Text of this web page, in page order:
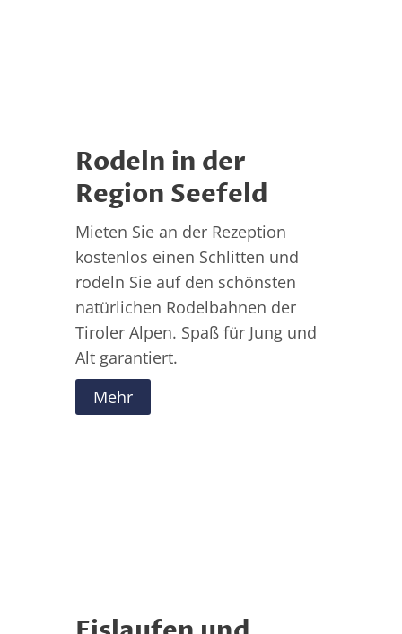
Rodeln in der
Region Seefeld
Mieten Sie an der Rezeption
kostenlos einen Schlitten und
rodeln Sie auf den schönsten
natürlichen Rodelbahnen der
Tiroler Alpen. Spaß für Jung und
Alt garantiert.
Mehr